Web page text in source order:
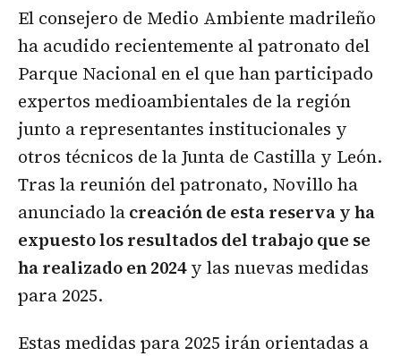
El consejero de Medio Ambiente madrileño
ha acudido recientemente al patronato del
Parque Nacional en el que han participado
expertos medioambientales de la región
junto a representantes institucionales y
otros técnicos de la Junta de Castilla y León.
Tras la reunión del patronato, Novillo ha
anunciado lacreación de esta reserva y ha
expuesto los resultados del trabajo que se
ha realizado en 2024y las nuevas medidas
para 2025.
Estas medidas para 2025 irán orientadas a